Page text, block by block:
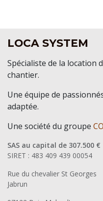
LOCA SYSTEM
Spécialiste de la location
chantier.
Une équipe de
adaptée.
Une société du groupe
SAS au capital de 307.500 €
SIRET : 483 409 439 00054
Rue du chevalier St Georges
Jabrun